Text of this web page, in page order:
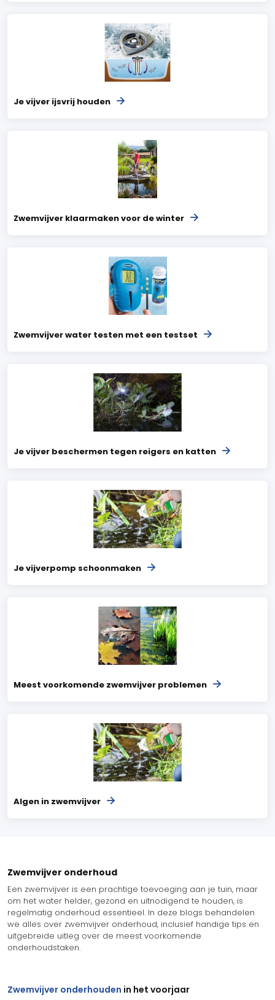
Je vijver ijsvrij houden
Zwemvijver klaarmaken voor de winter
Zwemvijver water testen met een testset
Je vijver beschermen tegen reigers en katten
Je vijverpomp schoonmaken
Meest voorkomende zwemvijver problemen
Algen in zwemvijver
Zwemvijver onderhoud
Een zwemvijver is een prachtige toevoeging aan je tuin, maar
om het water helder, gezond en uitnodigend te houden, is
regelmatig onderhoud essentieel. In deze blogs behandelen
we alles over zwemvijver onderhoud, inclusief handige tips en
uitgebreide uitleg over de meest voorkomende
onderhoudstaken.
Zwemvijver onderhouden in het voorjaar